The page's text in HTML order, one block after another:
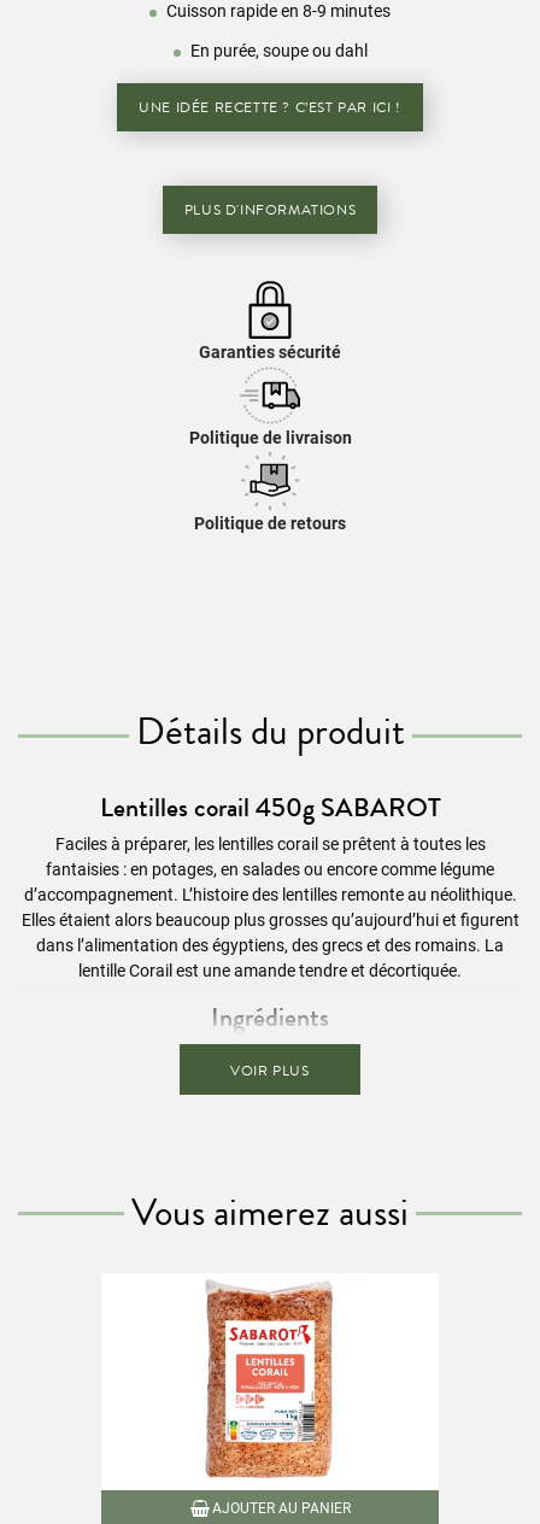
Cuisson rapide en 8-9 minutes
En purée, soupe ou dahl
UNE IDÉE RECETTE ? C’EST PAR ICI !
PLUS D'INFORMATIONS
Garanties sécurité
Politique de livraison
Politique de retours
Détails du produit
Lentilles corail 450g SABAROT
Faciles à préparer, les lentilles corail se prêtent à toutes les
fantaisies : en potages, en salades ou encore comme légume
d’accompagnement. L’histoire des lentilles remonte au néolithique.
Elles étaient alors beaucoup plus grosses qu’aujourd’hui et figurent
dans l’alimentation des égyptiens, des grecs et des romains. La
lentille Corail est une amande tendre et décortiquée.
Ingrédients
Présence possible de céréales contenant du
Informations nutritionnelles / 100g
Matières grasses
Dont acides gras saturés
Glucides
Dont sucres
Fibres alimentaires
Protéines
VOIR PLUS
Vous aimerez aussi
AJOUTER AU PANIER